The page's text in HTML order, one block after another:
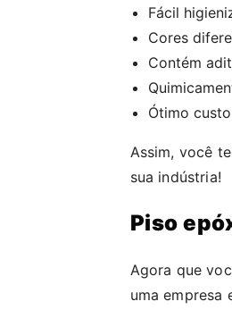
Fácil
Cores
Contém
Ótimo
Assim, você
sua indústria!
Piso
Agora que
uma empresa